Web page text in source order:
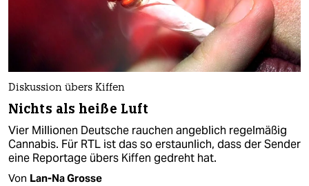
Diskussion übers Kiffen
Nichts als heiße Luft
Vier Millionen Deutsche rauchen angeblich regelmäßig
Cannabis. Für RTL ist das so erstaunlich, dass der Sender
eine Reportage übers Kiffen gedreht hat.
Von Lan-Na Grosse